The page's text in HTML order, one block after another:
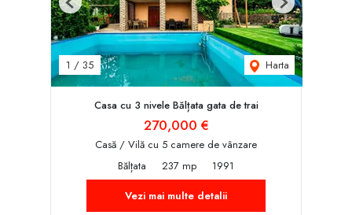
1 / 35 Harta
Previous Next
Casa cu 3 nivele Bălțata gata de trai
270,000 €
Casă / Vilă cu 5 camere de vânzare
Bălțata
237 mp
1991
Vezi mai multe detalii